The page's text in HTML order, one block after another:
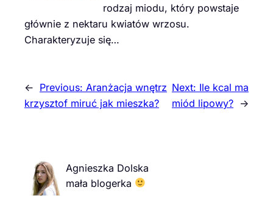
rodzaj miodu, który powstaje
głównie z nektaru kwiatów wrzosu.
Charakteryzuje się…
← Previous: Aranżacja wnętrz
krzysztof miruć jak mieszka?
Next: Ile kcal ma
miód lipowy? →
Agnieszka Dolska
mała blogerka